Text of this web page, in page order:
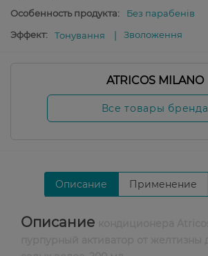
Особенность продукта:
Без парабенів
Эффект:
Тонування Зволоження
ATRICOS MILANO
Все товары бренда
Описание Применение
Описание